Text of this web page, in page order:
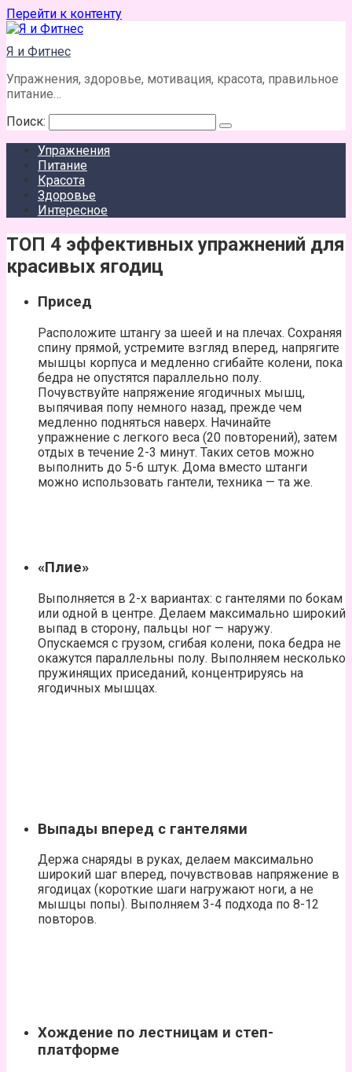
Перейти к контенту
Я и Фитнес
Упражнения, здоровье, мотивация, красота, правильное
питание…
Поиск:
Упражнения
Питание
Красота
Здоровье
Интересное
ТОП 4 эффективных упражнений для
красивых ягодиц
Присед
Расположите штангу за шеей и на плечах. Сохраняя
спину прямой, устремите взгляд вперед, напрягите
мышцы корпуса и медленно сгибайте колени, пока
бедра не опустятся параллельно полу.
Почувствуйте напряжение ягодичных мышц,
выпячивая попу немного назад, прежде чем
медленно подняться наверх. Начинайте
упражнение с легкого веса (20 повторений), затем
отдых в течение 2-3 минут. Таких сетов можно
выполнить до 5-6 штук. Дома вместо штанги
можно использовать гантели, техника — та же.
«Плие»
Выполняется в 2-х вариантах: с гантелями по бокам
или одной в центре. Делаем максимально широкий
выпад в сторону, пальцы ног — наружу.
Опускаемся с грузом, сгибая колени, пока бедра не
окажутся параллельны полу. Выполняем несколько
пружинящих приседаний, концентрируясь на
ягодичных мышцах.
Выпады вперед с гантелями
Держа снаряды в руках, делаем максимально
широкий шаг вперед, почувствовав напряжение в
ягодицах (короткие шаги нагружают ноги, а не
мышцы попы). Выполняем 3-4 подхода по 8-12
повторов.
Хождение по лестницам и степ-
платформе